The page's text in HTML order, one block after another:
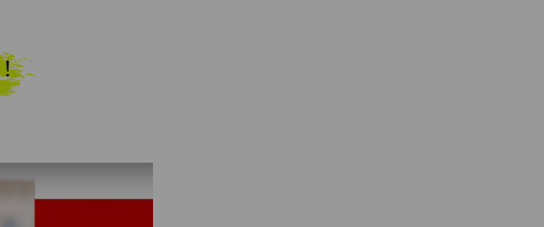
!